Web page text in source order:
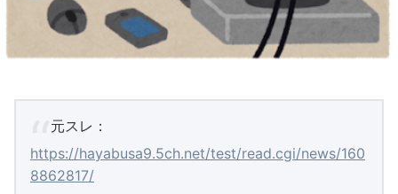
元スレ：
https://hayabusa9.5ch.net/test/read.cgi/news/160
8862817/